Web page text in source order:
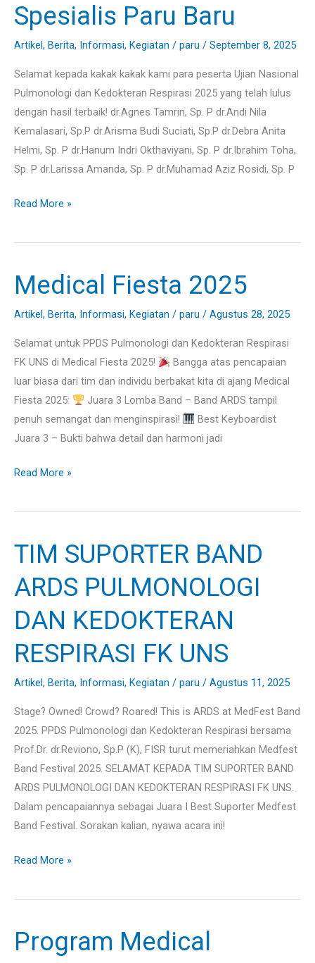
Spesialis Paru Baru
Artikel, Berita, Informasi, Kegiatan / paru / September 8, 2025
Selamat kepada kakak kakak kami para peserta Ujian Nasional
Pulmonologi dan Kedokteran Respirasi 2025 yang telah lulus
dengan hasil terbaik! dr.Agnes Tamrin, Sp. P dr.Andi Nila
Kemalasari, Sp.P dr.Arisma Budi Suciati, Sp.P dr.Debra Anita
Helmi, Sp. P dr.Hanum Indri Okthaviyani, Sp. P dr.Ibrahim Toha,
Sp. P dr.Larissa Amanda, Sp. P dr.Muhamad Aziz Rosidi, Sp. P
Spesialis
Paru
Baru
Read More »
Medical Fiesta 2025
Artikel, Berita, Informasi, Kegiatan / paru / Agustus 28, 2025
Selamat untuk PPDS Pulmonologi dan Kedokteran Respirasi
FK UNS di Medical Fiesta 2025!
Bangga atas pencapaian
luar biasa dari tim dan individu berbakat kita di ajang Medical
Fiesta 2025:
Juara 3 Lomba Band – Band ARDS tampil
penuh semangat dan menginspirasi!
Best Keyboardist
Juara 3 – Bukti bahwa detail dan harmoni jadi
Medical
Fiesta
2025
Read More »
TIM SUPORTER BAND
ARDS PULMONOLOGI
DAN KEDOKTERAN
RESPIRASI FK UNS
Artikel, Berita, Informasi, Kegiatan / paru / Agustus 11, 2025
Stage? Owned! Crowd? Roared! This is ARDS at MedFest Band
2025. PPDS Pulmonologi dan Kedokteran Respirasi bersama
Prof.Dr. dr.Reviono, Sp.P (K), FISR turut memeriahkan Medfest
Band Festival 2025. SELAMAT KEPADA TIM SUPORTER BAND
ARDS PULMONOLOGI DAN KEDOKTERAN RESPIRASI FK UNS.
Dalam pencapaiannya sebagai Juara I Best Suporter Medfest
Band Festival. Sorakan kalian, nyawa acara ini!
TIM
SUPORTER
BAND
PULMONOLOGI
DAN
KEDOKTERAN
RESPIRASI
UNS
Read More »
Program Medical
Program
Medical